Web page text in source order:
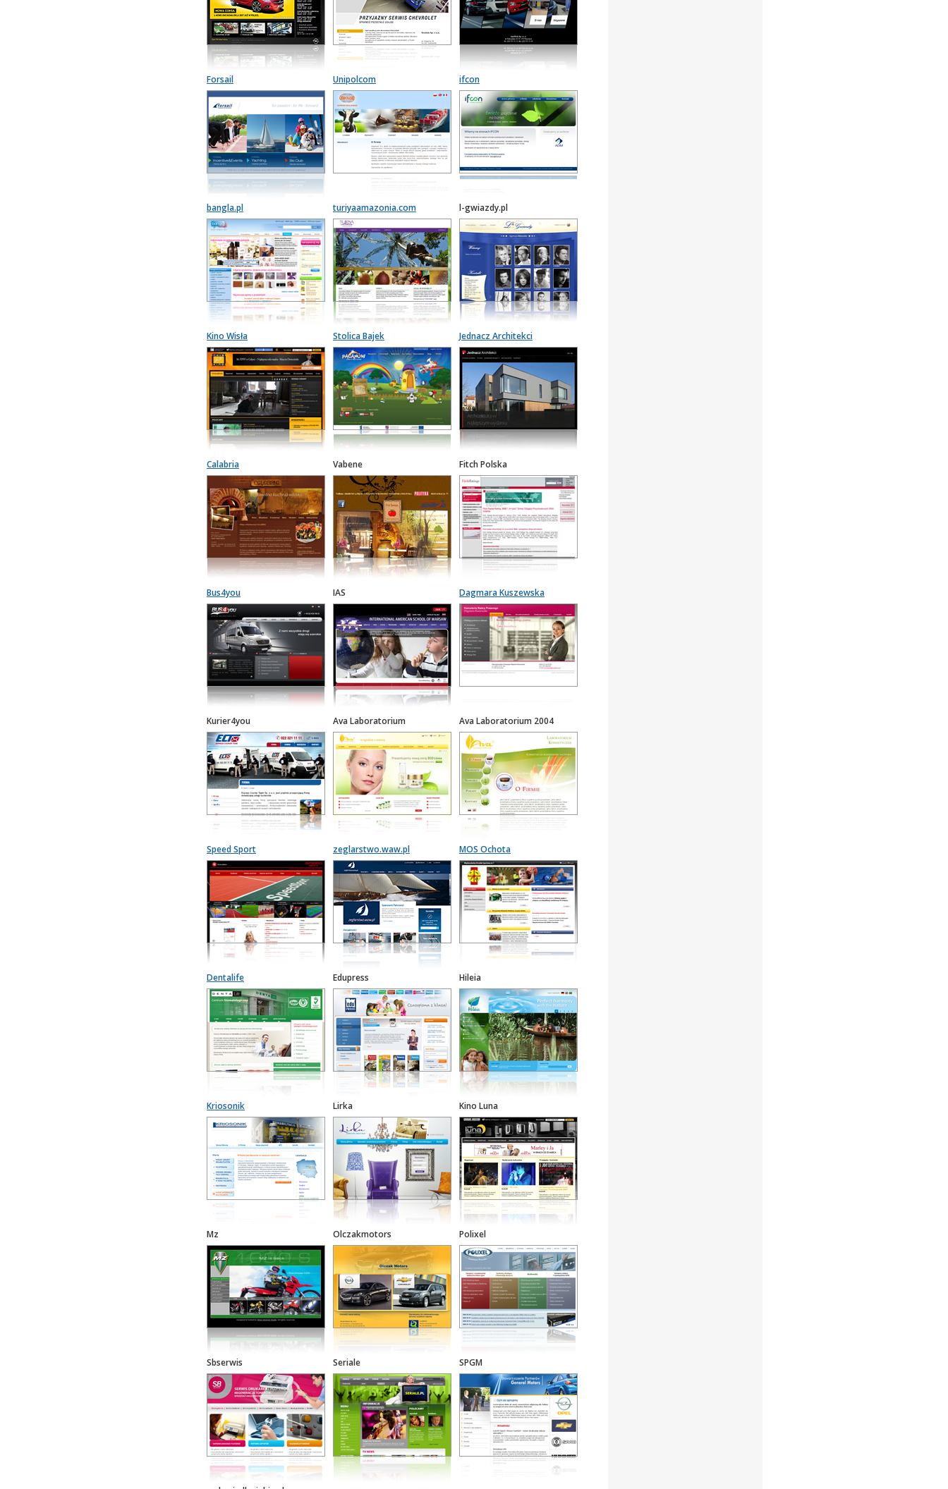
Forsail Unipolcom ifcon
bangla.pl turiyaamazonia.com l-gwiazdy.pl
Kino Wisła Stolica Bajek Jednacz Architekci
Calabria Vabene Fitch Polska
Bus4you IAS Dagmara Kuszewska
Kurier4you Ava Laboratorium Ava Laboratorium 2004
Speed Sport zeglarstwo.waw.pl MOS Ochota
Dentalife Edupress Hileia
Kriosonik Lirka Kino Luna
Mz Olczakmotors Polixel
Sbserwis Seriale SPGM